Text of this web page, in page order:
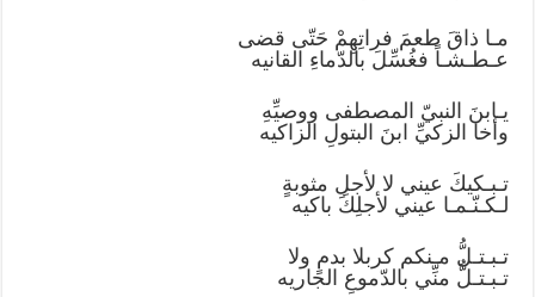
مـا ذاقَ طعمَ فراتِهِمْ حَتّى قضى
عـطـشـاً فغُسِّلَ بالدّماءِ القانيه
يـابنَ النبيّ المصطفى ووصيِّهِ
وأخا الزكيِّ ابنَ البتولِ الزاكيه
تـبـكيكَ عيني لا لأجلِ مثوبةٍ
لـكـنّـمـا عيني لأجلِكَ باكيه
تـبـتـلُّ مـنكم كربلا بدمٍ ولا
تـبـتـلُّ منِّي بالدّموعِ الجاريه